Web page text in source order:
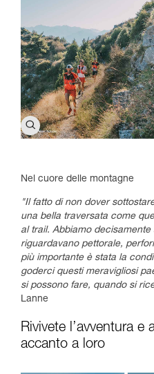
Nel cuore delle montagne
"Il fatto di non dover
una bella traversata come
al trail. Abbiamo
riguardavano pettorale,
più importante è stata la
goderci questi meravigliosi
si possono fare, quando si
Lanne
Rivivete l’avventura e
accanto a loro